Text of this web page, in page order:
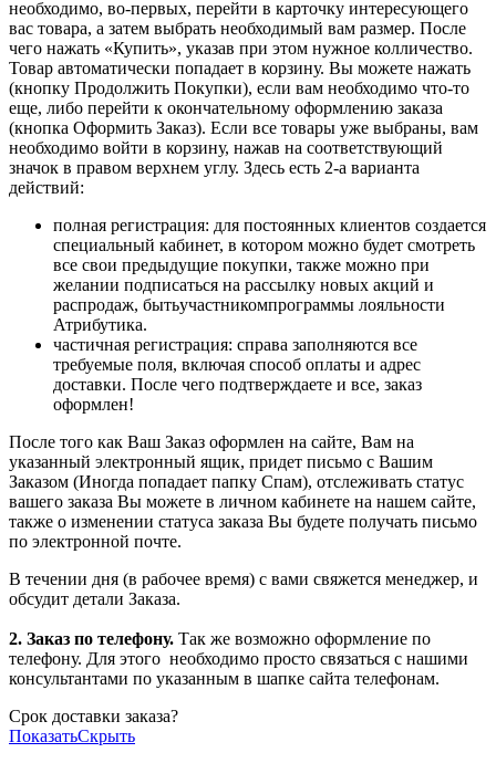
необходимо, во-первых, перейти в карточку интересующего
вас товара, а затем выбрать необходимый вам размер. После
чего нажать «Купить», указав при этом нужное колличество.
Товар автоматически попадает в корзину. Вы можете нажать
(кнопку Продолжить Покупки), если вам необходимо что-то
еще, либо перейти к окончательному оформлению заказа
(кнопка Оформить Заказ). Если все товары уже выбраны, вам
необходимо войти в корзину, нажав на соответствующий
значок в правом верхнем углу. Здесь есть 2-а варианта
действий:
полная регистрация: для постоянных клиентов создается
специальный кабинет, в котором можно будет смотреть
все свои предыдущие покупки, также можно при
желании подписаться на рассылку новых акций и
распродаж, бытьучастникомпрограммы лояльности
Атрибутика.
частичная регистрация: справа заполняются все
требуемые поля, включая способ оплаты и адрес
доставки. После чего подтверждаете и все, заказ
оформлен!
После того как Ваш Заказ оформлен на сайте, Вам на
указанный электронный ящик, придет письмо с Вашим
Заказом (Иногда попадает папку Спам), отслеживать статус
вашего заказа Вы можете в личном кабинете на нашем сайте,
также о изменении статуса заказа Вы будете получать письмо
по электронной почте.
В течении дня (в рабочее время) с вами свяжется менеджер, и
обсудит детали Заказа.
2. Заказ по телефону. Так же возможно оформление по
телефону. Для этого необходимо просто связаться с нашими
консультантами по указанным в шапке сайта телефонам.
Срок доставки заказа?
ПоказатьСкрыть